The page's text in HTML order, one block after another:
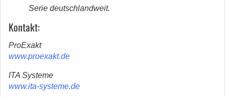
Serie deutschlandweit.
Kontakt:
ProExakt
www.proexakt.de
ITA Systeme
www.ita-systeme.de